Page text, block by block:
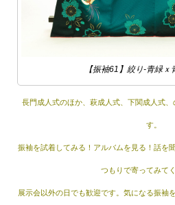
【振袖61】絞り-青緑
長門成人式のほか、萩成人式、下関成人式
す。
振袖を試着してみる！アルバムを見る！話を
つもりで寄ってみて
展示会以外の日でも歓迎です。気になる振袖